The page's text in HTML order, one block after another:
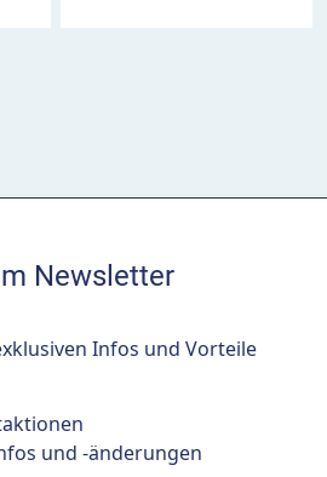
Newsletter
Infos und Vorteile
und -änderungen